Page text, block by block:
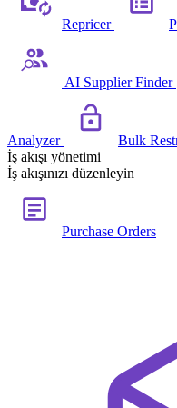
Repricer
AI Supplier Finder
Analyzer Bulk
İş akışı yönetimi
İş akışınızı düzenleyin
Purchase Orders